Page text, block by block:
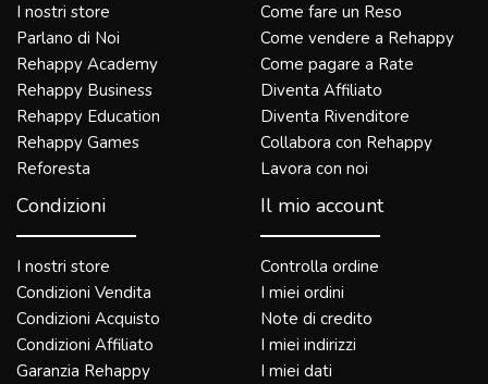
I nostri store
Parlano di Noi
Rehappy Academy
Rehappy Business
Rehappy Education
Rehappy Games
Reforesta
Come fare un Reso
Come vendere a Rehappy
Come pagare a Rate
Diventa Affiliato
Diventa Rivenditore
Collabora con Rehappy
Lavora con noi
Condizioni
I nostri store
Condizioni Vendita
Condizioni Acquisto
Condizioni Affiliato
Garanzia Rehappy
Il mio account
Controlla ordine
I miei ordini
Note di credito
I miei indirizzi
I miei dati